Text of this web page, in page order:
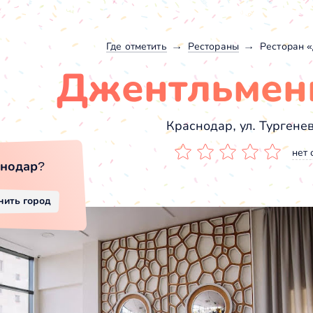
Где отметить Рестораны Ресторан
Краснодар, ул.
нет
?
город